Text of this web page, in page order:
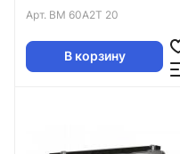
60кВт G1″ 2+1 контура G1″
Арт. BM 60A2T 20
В корзину